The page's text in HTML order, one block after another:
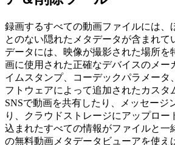
録画するすべての動画ファイルには、
とのない隠れたメタデータが含まれて
データには、映像が撮影された場所を
画に使用された正確なデバイスのメー
イムスタンプ、コーデックパラメータ
フトウェアによって追加されたカスタ
SNSで動画を共有したり、メッセージ
り、クラウドストレージにアップロー
込まれたすべての情報がファイルと一
の無料動画メタデータビューアを使え